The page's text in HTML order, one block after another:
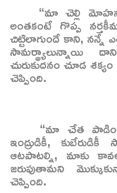
“మా చెల్లి
అంతకంటే గొప్ప
చిట్టిలాగుందే కాని, నన్నే
సామర్థ్యాలున్నాయి
చురుకుదనం చూడ
చెప్పింది.
“మా చేత
ఇంద్రుడికీ,
ఆటపాటల్ని, మాకు
జరుపుతామని
చెప్పింది.